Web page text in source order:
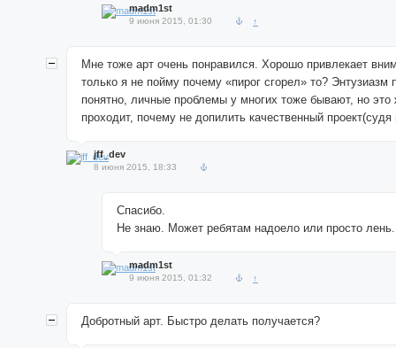
madm1st
9 июня 2015, 01:30 ↑
Мне тоже арт очень понравился. Хорошо привлекает
только я не пойму почему «пирог сгорел» то? Энтузиазм
понятно, личные проблемы у многих тоже бывают, но это
проходит, почему не допилить качественный
jff_dev
8 июня 2015, 18:33
Спасибо.
Не знаю. Может ребятам надоело или просто лень.
madm1st
9 июня 2015, 01:32 ↑
Добротный арт. Быстро делать получается?